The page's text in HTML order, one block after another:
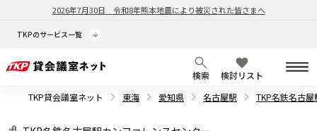
2026年7月30日 令和8年熊本地震により被災された皆さまへ
TKPのサービス一覧
検索
検討リスト
TKP貸会議室ネット
東海 愛知県 名古屋駅 TKP名鉄名古